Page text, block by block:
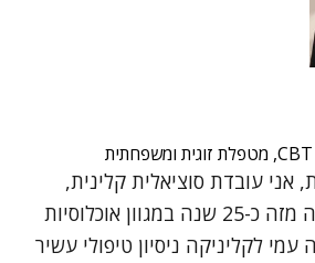
אני עובדת סוציאלית קלינית,
המטפלת בפסיכותרפיה מזה כ-25 שנה במגוון אוכלוסיות
עמי לקליניקה ניסיון טיפולי עשיר